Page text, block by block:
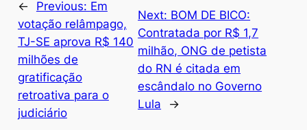
← Previous: Em
votação relâmpago,
TJ-SE aprova R$ 140
milhões de
gratificação
retroativa para o
judiciário
Next: BOM DE BICO:
Contratada por R$ 1,7
milhão, ONG de petista
do RN é citada em
escândalo no Governo
Lula
→